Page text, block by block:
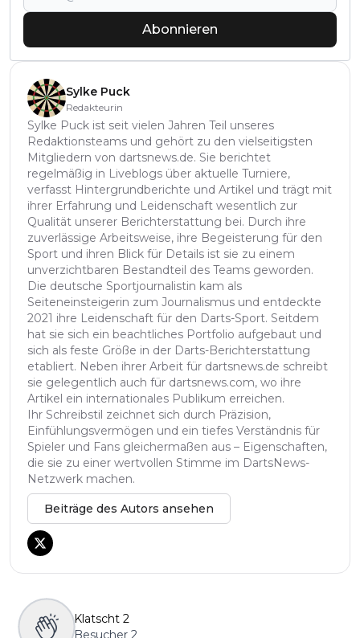
Abonnieren
Sylke Puck
Redakteurin
Sylke Puck ist seit vielen Jahren Teil unseres
Redaktionsteams und gehört zu den vielseitigsten
Mitgliedern von dartsnews.de. Sie berichtet
regelmäßig in Liveblogs über aktuelle Turniere,
verfasst Hintergrundberichte und Artikel und trägt mit
ihrer Erfahrung und Leidenschaft wesentlich zur
Qualität unserer Berichterstattung bei. Durch ihre
zuverlässige Arbeitsweise, ihre Begeisterung für den
Sport und ihren Blick für Details ist sie zu einem
unverzichtbaren Bestandteil des Teams geworden.
Die deutsche Sportjournalistin kam als
Seiteneinsteigerin zum Journalismus und entdeckte
2021 ihre Leidenschaft für den Darts-Sport. Seitdem
hat sie sich ein beachtliches Portfolio aufgebaut und
sich als feste Größe in der Darts-Berichterstattung
etabliert. Neben ihrer Arbeit für dartsnews.de schreibt
sie gelegentlich auch für dartsnews.com, wo ihre
Artikel ein internationales Publikum erreichen.
Ihr Schreibstil zeichnet sich durch Präzision,
Einfühlungsvermögen und ein tiefes Verständnis für
Spieler und Fans gleichermaßen aus – Eigenschaften,
die sie zu einer wertvollen Stimme im DartsNews-
Netzwerk machen.
Beiträge des Autors ansehen
Klatscht 2
Besucher 2